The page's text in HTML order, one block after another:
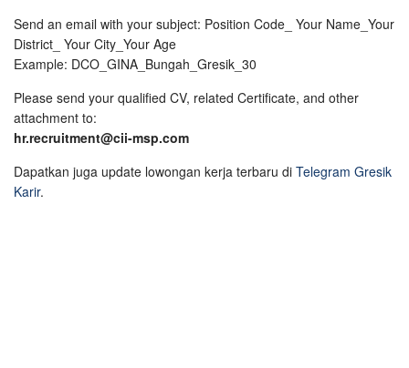
Send an email with your subject: Position Code_ Your Name_Your
District_ Your City_Your Age
Example: DCO_GINA_Bungah_Gresik_30
Please send your qualified CV, related Certificate, and other
attachment to:
hr.recruitment@cii-msp.com
Dapatkan juga update lowongan kerja terbaru di Telegram Gresik
Karir.